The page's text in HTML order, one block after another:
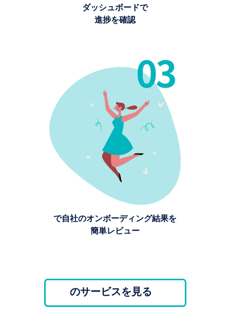
ダッシュボードで
進捗を確認
AIで自社のオンボーディング結果を
簡単レビュー
Ombo のサービスを見る